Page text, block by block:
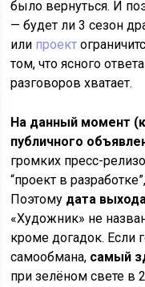
было вернуться. И
— будет ли 3 сезон
или проект
том, что ясного
разговоров хватает.
На данный момент
публичного
громких пресс-
“проект в
Поэтому дата
«Художник» не
кроме догадок. Если
самообмана, самый
при зелёном свете в